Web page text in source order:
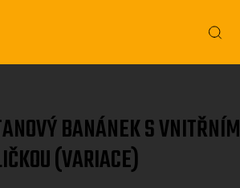
BANÁNEK S VNITŘNÍM
(VARIACE)